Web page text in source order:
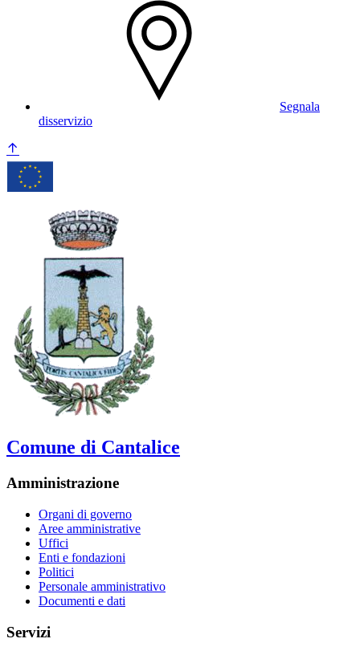
Segnala
disservizio
Comune di Cantalice
Amministrazione
Organi di governo
Aree amministrative
Uffici
Enti e fondazioni
Politici
Personale amministrativo
Documenti e dati
Servizi